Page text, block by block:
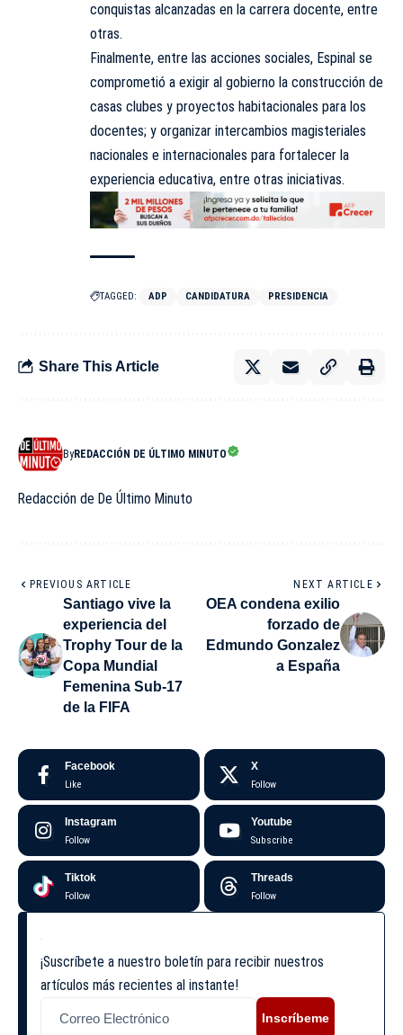
conquistas alcanzadas en la carrera docente, entre
otras.
Finalmente, entre las acciones sociales, Espinal se
comprometió a exigir al gobierno la construcción de
casas clubes y proyectos habitacionales para los
docentes; y organizar intercambios magisteriales
nacionales e internacionales para fortalecer la
experiencia educativa, entre otras iniciativas.
TAGGED: ADP CANDIDATURA PRESIDENCIA
Share This Article
ByREDACCIÓN DE ÚLTIMO MINUTO
Redacción de De Último Minuto
PREVIOUS ARTICLE
Santiago vive la
experiencia del
Trophy Tour de la
Copa Mundial
Femenina Sub-17
de la FIFA
NEXT ARTICLE
OEA condena exilio
forzado de
Edmundo Gonzalez
a España
Facebook
Like
X
Follow
Instagram
Follow
Youtube
Subscribe
Tiktok
Follow
Threads
Follow
¡Suscríbete a nuestro boletín para recibir nuestros
artículos más recientes al instante!
Inscríbeme